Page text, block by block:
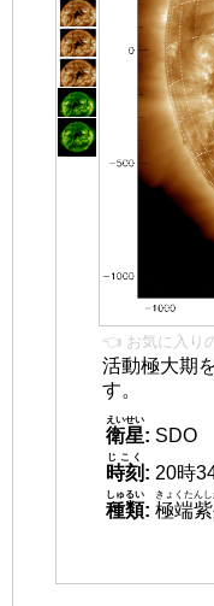
👈 お気に入り
活動極大期
す。
衛星
えいせい
: SDO
時刻
じこく
: 20時
種類
しゅるい
: 極端
きょくたん